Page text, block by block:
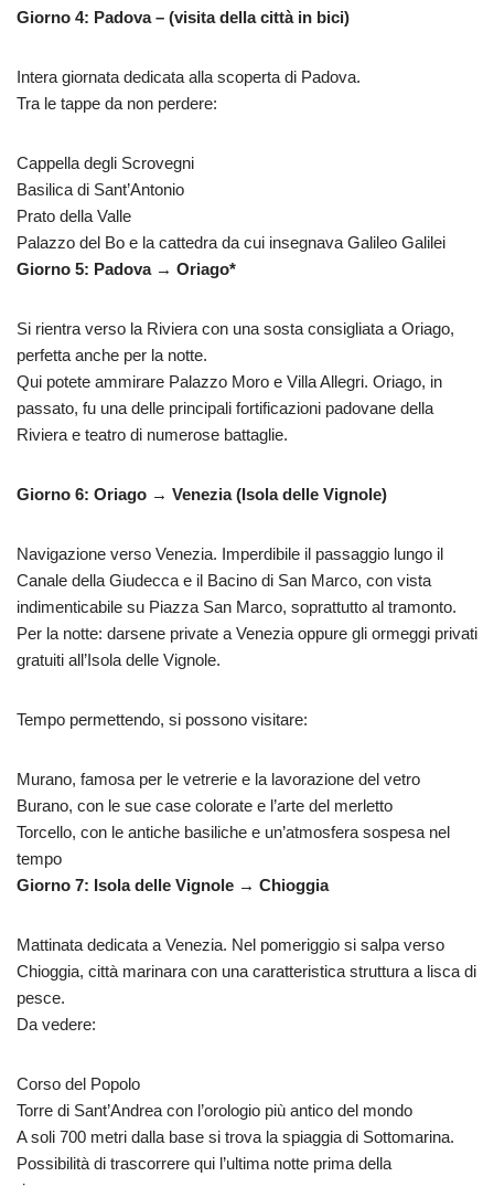
Giorno 4: Padova – (visita della città in bici)
Intera giornata dedicata alla scoperta di Padova.
Tra le tappe da non perdere:
Cappella degli Scrovegni
Basilica di Sant’Antonio
Prato della Valle
Palazzo del Bo e la cattedra da cui insegnava Galileo Galilei
Giorno 5: Padova → Oriago*
Si rientra verso la Riviera con una sosta consigliata a Oriago,
perfetta anche per la notte.
Qui potete ammirare Palazzo Moro e Villa Allegri. Oriago, in
passato, fu una delle principali fortificazioni padovane della
Riviera e teatro di numerose battaglie.
Giorno 6: Oriago → Venezia (Isola delle Vignole)
Navigazione verso Venezia. Imperdibile il passaggio lungo il
Canale della Giudecca e il Bacino di San Marco, con vista
indimenticabile su Piazza San Marco, soprattutto al tramonto.
Per la notte: darsene private a Venezia oppure gli ormeggi privati
gratuiti all’Isola delle Vignole.
Tempo permettendo, si possono visitare:
Murano, famosa per le vetrerie e la lavorazione del vetro
Burano, con le sue case colorate e l’arte del merletto
Torcello, con le antiche basiliche e un’atmosfera sospesa nel
tempo
Giorno 7: Isola delle Vignole → Chioggia
Mattinata dedicata a Venezia. Nel pomeriggio si salpa verso
Chioggia, città marinara con una caratteristica struttura a lisca di
pesce.
Da vedere:
Corso del Popolo
Torre di Sant’Andrea con l’orologio più antico del mondo
A soli 700 metri dalla base si trova la spiaggia di Sottomarina.
Possibilità di trascorrere qui l’ultima notte prima della